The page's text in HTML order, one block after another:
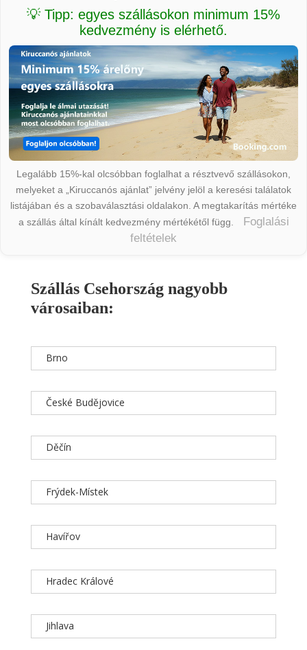
💡 Tipp: egyes szállásokon minimum 15%
kedvezmény is elérhető.
Legalább 15%-kal olcsóbban foglalhat a résztvevő szállásokon,
melyeket a „Kiruccanós ajánlat” jelvény jelöl a keresési találatok
listájában és a szobaválasztási oldalakon. A megtakarítás mértéke
a szállás által kínált kedvezmény mértékétől függ.
Foglalási
feltételek
Szállás Csehország nagyobb
városaiban:
Brno
České Budějovice
Děčín
Frýdek-Místek
Havířov
Hradec Králové
Jihlava